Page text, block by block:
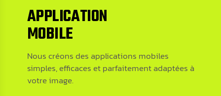
APPLICATION
MOBILE
Nous créons des applications mobiles
simples, efficaces et parfaitement adaptées à
votre image.
Nous créons des applications mobiles
simples, efficaces et parfaitement adaptées à
votre image.
Let’s Collaborate